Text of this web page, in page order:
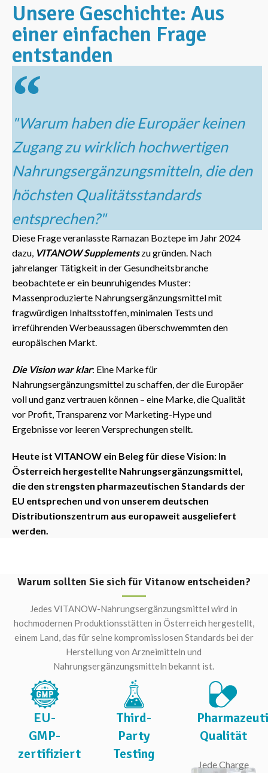
Unsere Geschichte: Aus
einer einfachen Frage
entstanden​
"Warum haben die Europäer keinen
Zugang zu wirklich hochwertigen
Nahrungsergänzungsmitteln, die den
höchsten Qualitätsstandards
entsprechen?"
Diese Frage veranlasste Ramazan Boztepe im Jahr 2024
dazu, VITANOW Supplementszu gründen. Nach
jahrelanger Tätigkeit in der Gesundheitsbranche
beobachtete er ein beunruhigendes Muster:
Massenproduzierte Nahrungsergänzungsmittel mit
fragwürdigen Inhaltsstoffen, minimalen Tests und
irreführenden Werbeaussagen überschwemmten den
europäischen Markt.
Die Vision war klar: Eine Marke für
Nahrungsergänzungsmittel zu schaffen, der die Europäer
voll und ganz vertrauen können – eine Marke, die Qualität
vor Profit, Transparenz vor Marketing-Hype und
Ergebnisse vor leeren Versprechungen stellt.
Heute ist VITANOW ein Beleg für diese Vision: In
Österreich hergestellte Nahrungsergänzungsmittel,
die den strengsten pharmazeutischen Standards der
EU entsprechen und von unserem deutschen
Distributionszentrum aus europaweit ausgeliefert
werden.
Warum sollten Sie sich für Vitanow entscheiden?
Jedes VITANOW-Nahrungsergänzungsmittel wird in
hochmodernen Produktionsstätten in Österreich hergestellt,
einem Land, das für seine kompromisslosen Standards bei der
Herstellung von Arzneimitteln und
Nahrungsergänzungsmitteln bekannt ist.
EU-
GMP-
zertifiziert
Third-
Party
Testing
Qualität
Jede Charge